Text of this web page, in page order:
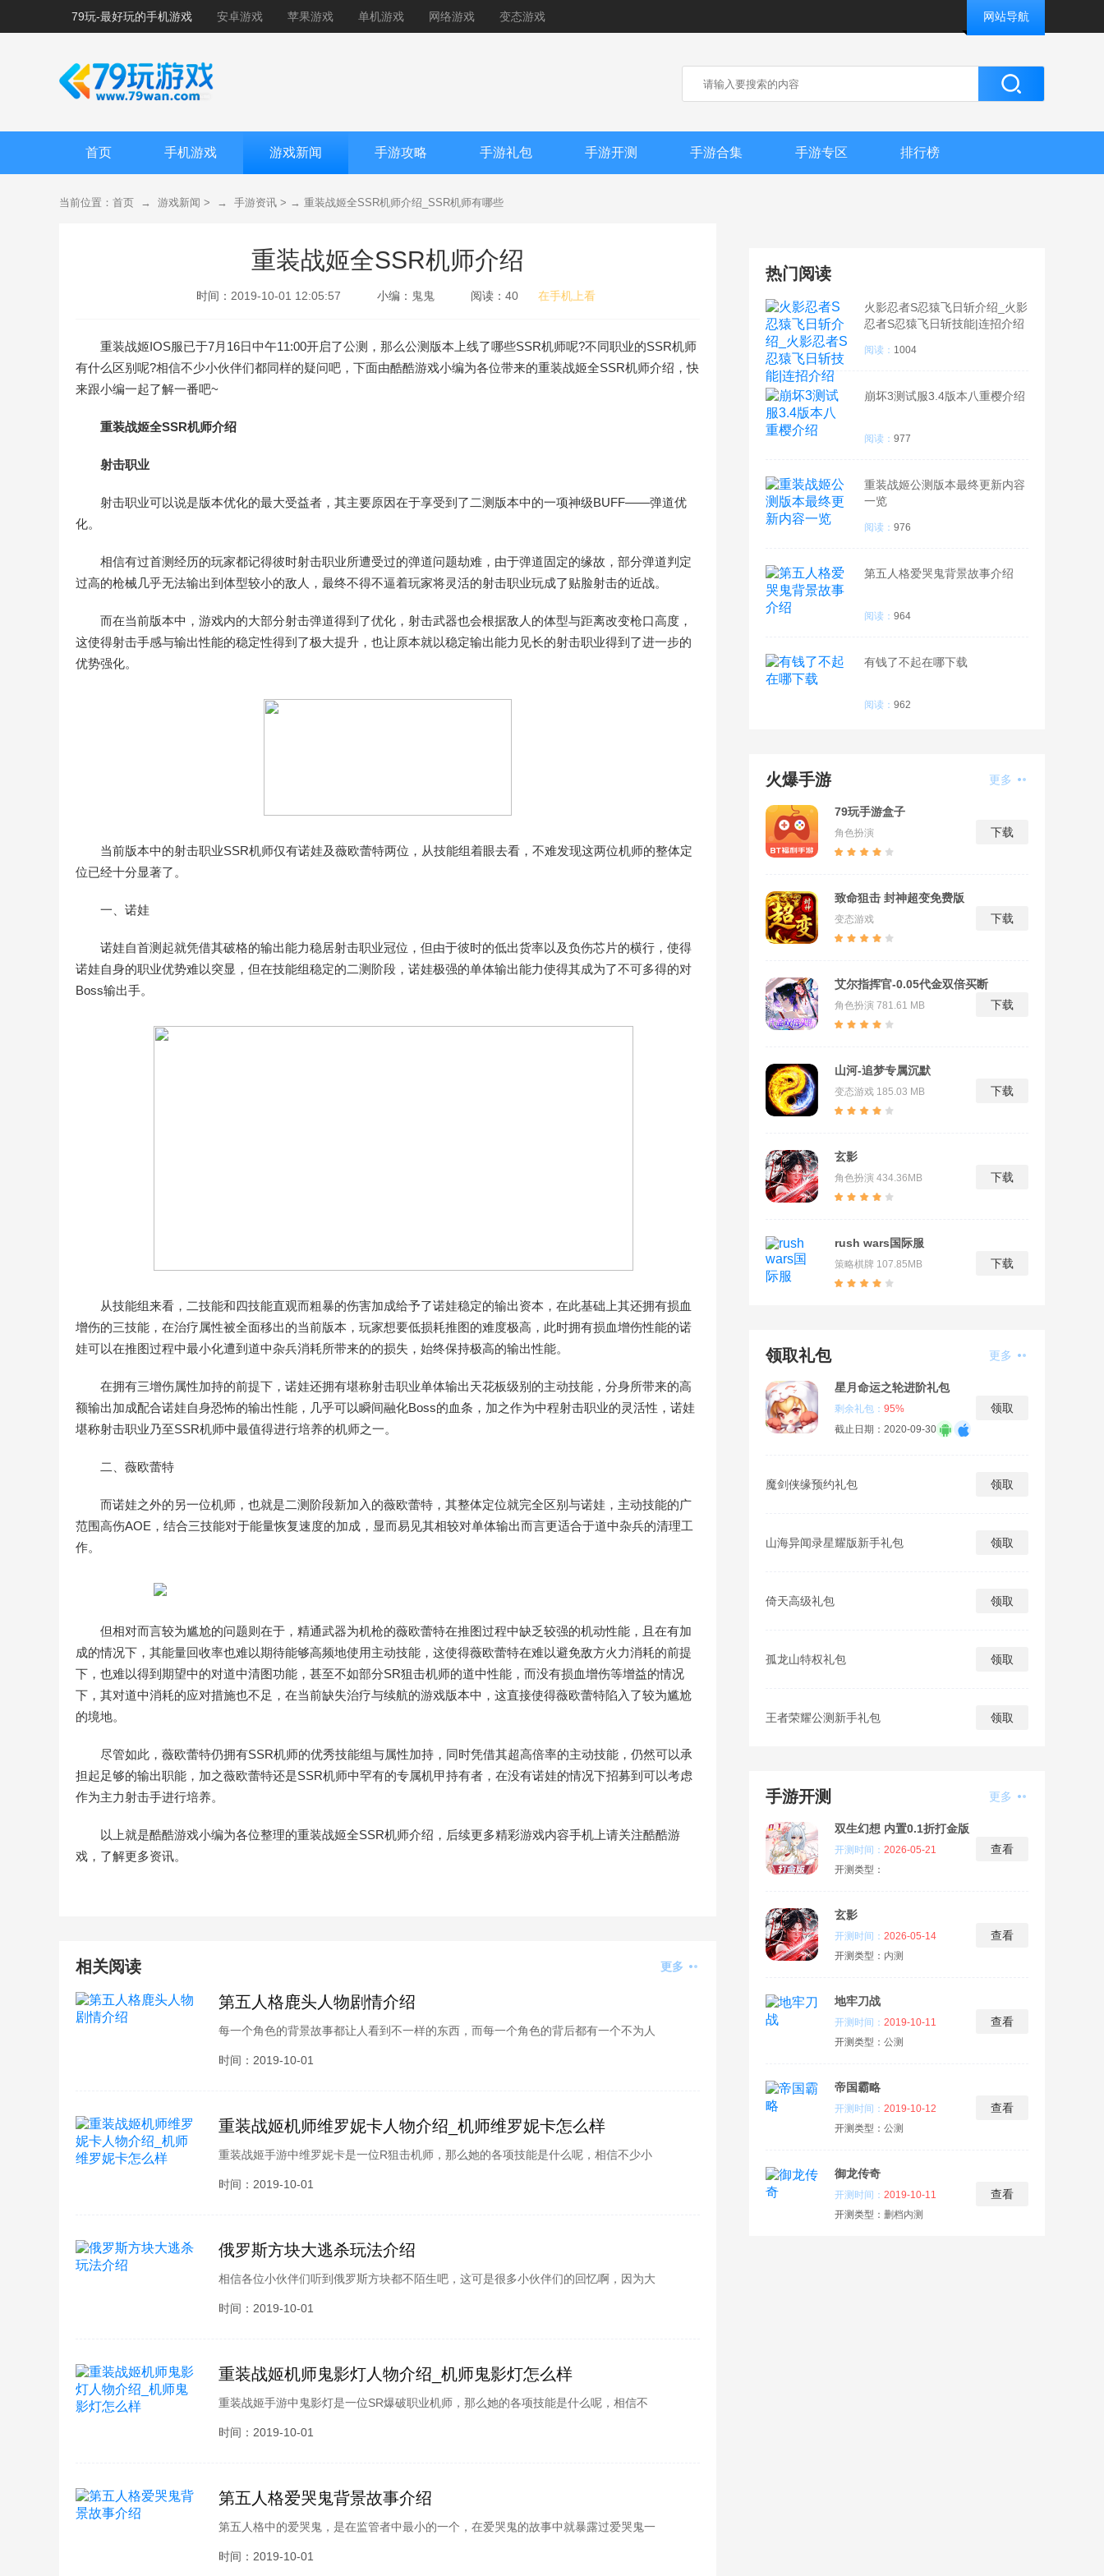
79玩-最好玩的手机游戏 安卓游戏 苹果游戏 单机游戏 网络游戏 变态游戏 网站导航
首页 手机游戏 游戏新闻 手游攻略 手游礼包 手游开测 手游合集 手游专区 排行榜
当前位置： 首页 → 游戏新闻 > → 手游资讯 > → 重装战姬全SSR机师介绍_SSR机师有哪些
重装战姬全SSR机师介绍
时间： 2019-10-01 12:05:57 小编： 鬼鬼 阅读： 40 在手机上看
重装战姬IOS服已于7月16日中午11:00开启了公测，那么公测版本上线了哪些SSR机师呢?不同职业的SSR机师
有什么区别呢?相信不少小伙伴们都同样的疑问吧，下面由酷酷游戏小编为各位带来的重装战姬全SSR机师介绍，快
来跟小编一起了解一番吧~
重装战姬全SSR机师介绍
射击职业
射击职业可以说是版本优化的最大受益者，其主要原因在于享受到了二测版本中的一项神级BUFF——弹道优
化。
相信有过首测经历的玩家都记得彼时射击职业所遭受过的弹道问题劫难，由于弹道固定的缘故，部分弹道判定
过高的枪械几乎无法输出到体型较小的敌人，最终不得不逼着玩家将灵活的射击职业玩成了贴脸射击的近战。
而在当前版本中，游戏内的大部分射击弹道得到了优化，射击武器也会根据敌人的体型与距离改变枪口高度，
这使得射击手感与输出性能的稳定性得到了极大提升，也让原本就以稳定输出能力见长的射击职业得到了进一步的
优势强化。
当前版本中的射击职业SSR机师仅有诺娃及薇欧蕾特两位，从技能组着眼去看，不难发现这两位机师的整体定
位已经十分显著了。
一、诺娃
诺娃自首测起就凭借其破格的输出能力稳居射击职业冠位，但由于彼时的低出货率以及负伤芯片的横行，使得
诺娃自身的职业优势难以突显，但在技能组稳定的二测阶段，诺娃极强的单体输出能力使得其成为了不可多得的对
Boss输出手。
从技能组来看，二技能和四技能直观而粗暴的伤害加成给予了诺娃稳定的输出资本，在此基础上其还拥有损血
增伤的三技能，在治疗属性被全面移出的当前版本，玩家想要低损耗推图的难度极高，此时拥有损血增伤性能的诺
娃可以在推图过程中最小化遭到道中杂兵消耗所带来的的损失，始终保持极高的输出性能。
在拥有三增伤属性加持的前提下，诺娃还拥有堪称射击职业单体输出天花板级别的主动技能，分身所带来的高
额输出加成配合诺娃自身恐怖的输出性能，几乎可以瞬间融化Boss的血条，加之作为中程射击职业的灵活性，诺娃
堪称射击职业乃至SSR机师中最值得进行培养的机师之一。
二、薇欧蕾特
而诺娃之外的另一位机师，也就是二测阶段新加入的薇欧蕾特，其整体定位就完全区别与诺娃，主动技能的广
范围高伤AOE，结合三技能对于能量恢复速度的加成，显而易见其相较对单体输出而言更适合于道中杂兵的清理工
作。
但相对而言较为尴尬的问题则在于，精通武器为机枪的薇欧蕾特在推图过程中缺乏较强的机动性能，且在有加
成的情况下，其能量回收率也难以期待能够高频地使用主动技能，这使得薇欧蕾特在难以避免敌方火力消耗的前提
下，也难以得到期望中的对道中清图功能，甚至不如部分SR狙击机师的道中性能，而没有损血增伤等增益的情况
下，其对道中消耗的应对措施也不足，在当前缺失治疗与续航的游戏版本中，这直接使得薇欧蕾特陷入了较为尴尬
的境地。
尽管如此，薇欧蕾特仍拥有SSR机师的优秀技能组与属性加持，同时凭借其超高倍率的主动技能，仍然可以承
担起足够的输出职能，加之薇欧蕾特还是SSR机师中罕有的专属机甲持有者，在没有诺娃的情况下招募到可以考虑
作为主力射击手进行培养。
以上就是酷酷游戏小编为各位整理的重装战姬全SSR机师介绍，后续更多精彩游戏内容手机上请关注酷酷游
戏，了解更多资讯。
相关阅读 更多
第五人格鹿头人物剧情介绍
每一个角色的背景故事都让人看到不一样的东西，而每一个角色的背后都有一个不为人
知的秘密，那么让小编为各位小伙伴们，讲解的是第五人格鹿头的背景故事，感兴趣的
时间：2019-10-01
重装战姬机师维罗妮卡人物介绍_机师维罗妮卡怎么样
重装战姬手游中维罗妮卡是一位R狙击机师，那么她的各项技能是什么呢，相信不少小
伙伴们都同样的疑问吧，下面由酷酷游戏小编为各位带来的重装战姬机师维罗妮卡人物
时间：2019-10-01
俄罗斯方块大逃杀玩法介绍
相信各位小伙伴们听到俄罗斯方块都不陌生吧，这可是很多小伙伴们的回忆啊，因为大
逃杀系列的火爆，俄罗斯方块也不示弱推出了俄罗斯方块大逃杀，而玩过的小伙伴们都
时间：2019-10-01
重装战姬机师鬼影灯人物介绍_机师鬼影灯怎么样
重装战姬手游中鬼影灯是一位SR爆破职业机师，那么她的各项技能是什么呢，相信不
少小伙伴们都同样的疑问吧，下面由酷酷游戏小编为各位带来的重装战姬机师鬼影灯人
时间：2019-10-01
第五人格爱哭鬼背景故事介绍
第五人格中的爱哭鬼，是在监管者中最小的一个，在爱哭鬼的故事中就暴露过爱哭鬼一
个姐姐，那么他的姐姐又是谁了，那么爱哭鬼是如何变成监管者，感兴趣的小伙伴们就
时间：2019-10-01
热门阅读
火影忍者S忍猿飞日斩介绍_火影
忍者S忍猿飞日斩技能|连招介绍
阅读： 1004
崩坏3测试服3.4版本八重樱介绍
阅读： 977
重装战姬公测版本最终更新内容
一览
阅读： 976
第五人格爱哭鬼背景故事介绍
阅读： 964
有钱了不起在哪下载
阅读： 962
火爆手游 更多
79玩手游盒子
角色扮演 下载
致命狙击 封神超变免费版
变态游戏 下载
艾尔指挥官-0.05代金双倍买断
角色扮演 781.61 MB 下载
山河-追梦专属沉默
变态游戏 185.03 MB 下载
玄影
角色扮演 434.36MB 下载
rush wars国际服
策略棋牌 107.85MB 下载
领取礼包 更多
星月命运之轮进阶礼包
剩余礼包： 95%
截止日期：2020-09-30
领取
魔剑侠缘预约礼包 领取
山海异闻录星耀版新手礼包 领取
倚天高级礼包 领取
孤龙山特权礼包 领取
王者荣耀公测新手礼包 领取
手游开测 更多
双生幻想 内置0.1折打金版
开测时间： 2026-05-21
开测类型：
查看
玄影
开测时间： 2026-05-14
开测类型： 内测
查看
地牢刀战
开测时间： 2019-10-11
开测类型： 公测
查看
帝国霸略
开测时间： 2019-10-12
开测类型： 公测
查看
御龙传奇
开测时间： 2019-10-11
开测类型： 删档内测
查看